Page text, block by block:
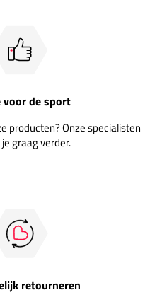
voor de sport
producten? Onze specialisten
graag verder.
retourneren